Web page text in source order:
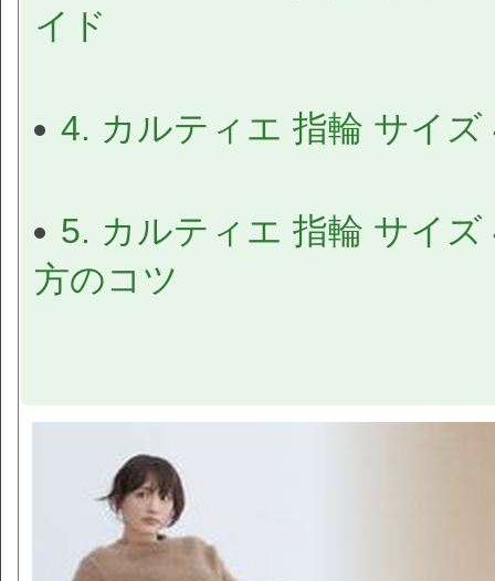
イド
4. カルティエ 指輪 サイ
5. カルティエ 指輪 サイ
方のコツ